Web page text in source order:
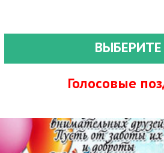
Голосовые